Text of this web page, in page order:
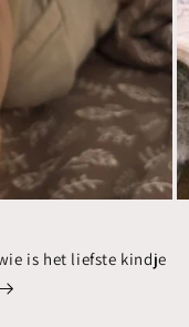
is het liefste kindje